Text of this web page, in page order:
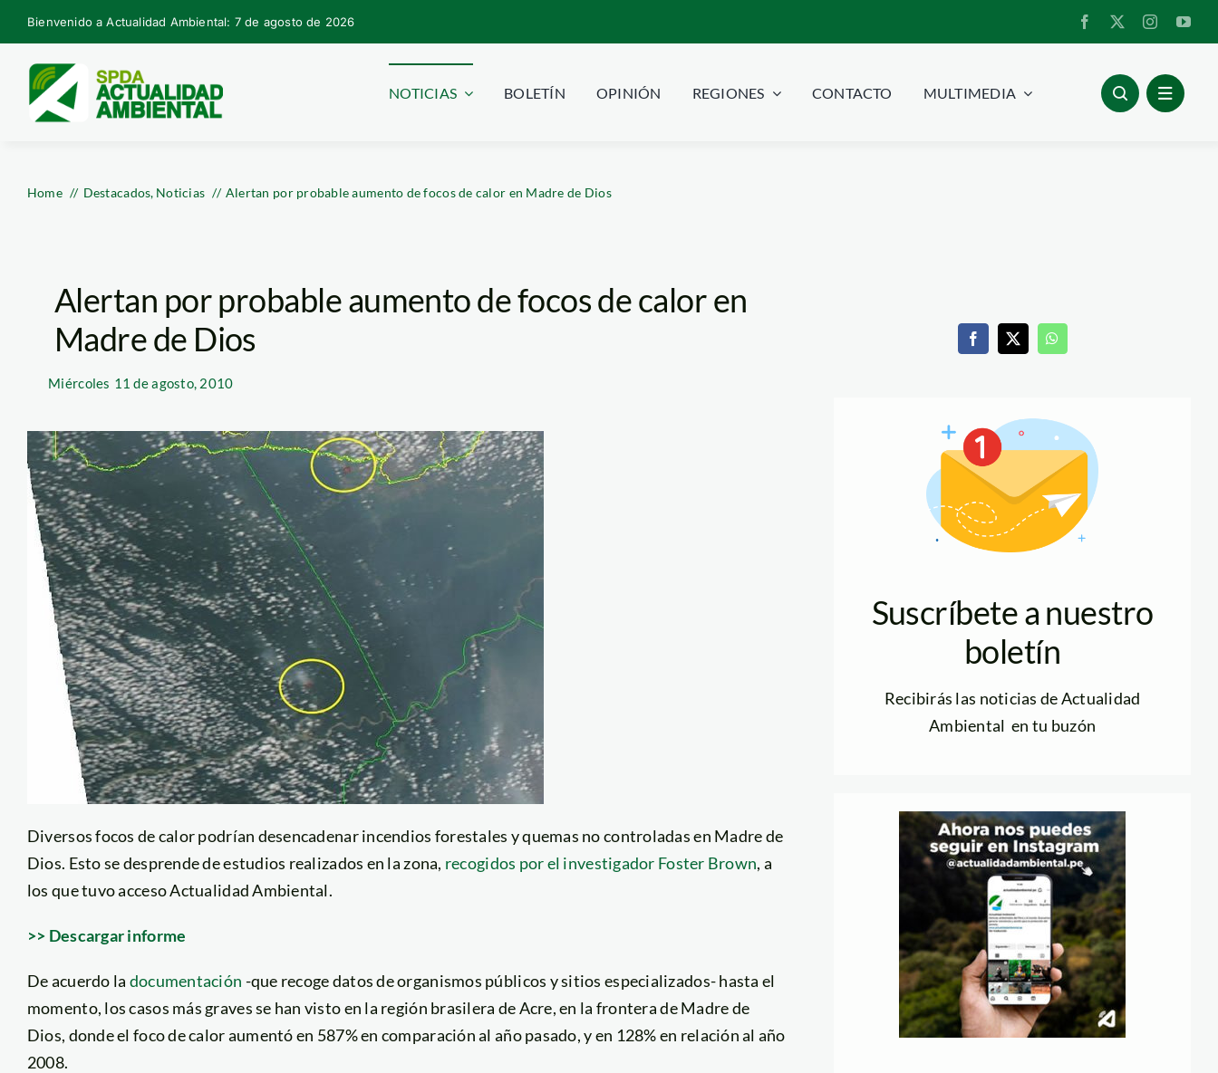
Skip
to
content
Bienvenido a Actualidad Ambiental: 7 de agosto de 2026
NOTICIAS BOLETÍN OPINIÓN REGIONES CONTACTO MULTIMEDIA
Home Destacados Noticias Alertan por probable aumento de focos de calor en Madre de Dios
Alertan por probable aumento de focos de calor en
Madre de Dios
Miércoles 11 de agosto, 2010
Diversos focos de calor podrían desencadenar incendios forestales y quemas no controladas en Madre de
Dios. Esto se desprende de estudios realizados en la zona, recogidos por el investigador Foster Brown, a
los que tuvo acceso Actualidad Ambiental.
>> Descargar informe
De acuerdo la documentación -que recoge datos de organismos públicos y sitios especializados- hasta el
momento, los casos más graves se han visto en la región brasilera de Acre, en la frontera de Madre de
Dios, donde el foco de calor aumentó en 587% en comparación al año pasado, y en 128% en relación al año
2008.
Suscríbete a nuestro
boletín
Recibirás las noticias de Actualidad
Ambiental en tu buzón